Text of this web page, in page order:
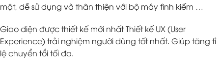
mật, dễ sử dụng và thân thiện với bộ máy tình kiếm …
Giao diện được thiết kế mới nhất Thiết kế UX (User
Experience) trải nghiệm người dùng tốt nhất. Giúp tăng tỉ
lệ chuyển tổi tối đa.